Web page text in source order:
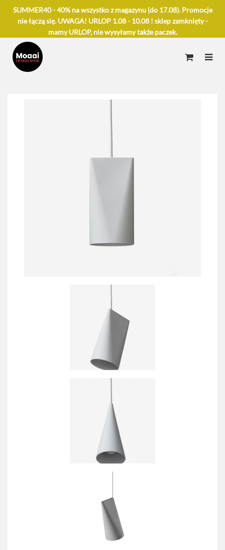
SUMMER40 - 40% na wszystko z magazynu (do 17.08). Promocje
nie łączą się. UWAGA! URLOP 1.08 - 10.08 ! sklep zamknięty -
mamy URLOP, nie wysyłamy także paczek.